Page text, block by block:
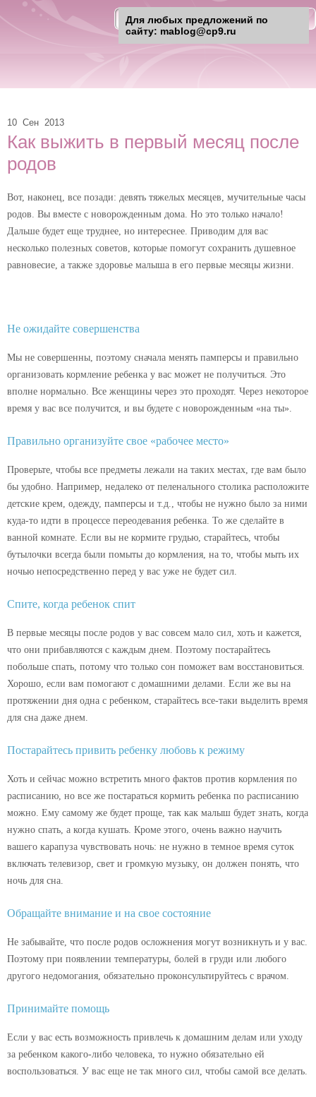
10 Сен 2013
Как выжить в первый месяц после
родов
Вот, наконец, все позади: девять тяжелых месяцев, мучительные часы
родов. Вы вместе с новорожденным дома. Но это только начало!
Дальше будет еще труднее, но интереснее. Приводим для вас
несколько полезных советов, которые помогут сохранить душевное
равновесие, а также здоровье малыша в его первые месяцы жизни.
Не ожидайте совершенства
Мы не совершенны, поэтому сначала менять памперсы и правильно
организовать кормление ребенка у вас может не получиться. Это
вполне нормально. Все женщины через это проходят. Через некоторое
время у вас все получится, и вы будете с новорожденным «на ты».
Правильно организуйте свое «рабочее место»
Проверьте, чтобы все предметы лежали на таких местах, где вам было
бы удобно. Например, недалеко от пеленального столика расположите
детские крем, одежду, памперсы и т.д., чтобы не нужно было за ними
куда-то идти в процессе переодевания ребенка. То же сделайте в
ванной комнате. Если вы не кормите грудью, старайтесь, чтобы
бутылочки всегда были помыты до кормления, на то, чтобы мыть их
ночью непосредственно перед у вас уже не будет сил.
Спите, когда ребенок спит
В первые месяцы после родов у вас совсем мало сил, хоть и кажется,
что они прибавляются с каждым днем. Поэтому постарайтесь
побольше спать, потому что только сон поможет вам восстановиться.
Хорошо, если вам помогают с домашними делами. Если же вы на
протяжении дня одна с ребенком, старайтесь все-таки выделить время
для сна даже днем.
Постарайтесь привить ребенку любовь к режиму
Хоть и сейчас можно встретить много фактов против кормления по
расписанию, но все же постараться кормить ребенка по расписанию
можно. Ему самому же будет проще, так как малыш будет знать, когда
нужно спать, а когда кушать. Кроме этого, очень важно научить
вашего карапуза чувствовать ночь: не нужно в темное время суток
включать телевизор, свет и громкую музыку, он должен понять, что
ночь для сна.
Обращайте внимание и на свое состояние
Не забывайте, что после родов осложнения могут возникнуть и у вас.
Поэтому при появлении температуры, болей в груди или любого
другого недомогания, обязательно проконсультируйтесь с врачом.
Принимайте помощь
Если у вас есть возможность привлечь к домашним делам или уходу
за ребенком какого-либо человека, то нужно обязательно ей
воспользоваться. У вас еще не так много сил, чтобы самой все делать.
Для любых предложений по
сайту: mablog@cp9.ru